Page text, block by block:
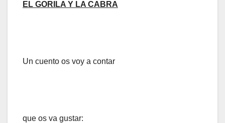
EL GORILA Y LA CABRA
Un cuento os voy a contar
que os va gustar: